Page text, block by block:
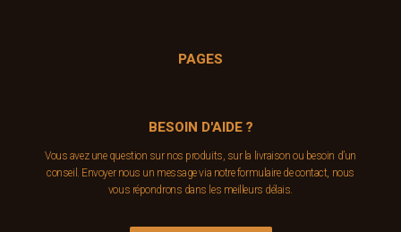
PAGES
BESOIN D'AIDE ?
Vous avez une question sur nos produits, sur la livraison ou besoin d’un
conseil. Envoyer nous un message via notre formulaire de contact, nous
vous répondrons dans les meilleurs délais.